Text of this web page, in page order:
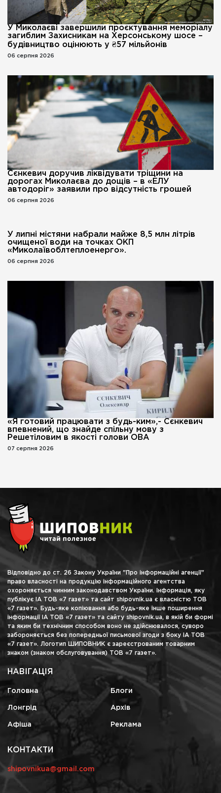
У Миколаєві завершили проєктування меморіалу
загиблим Захисникам на Херсонському шосе –
будівництво оцінюють у ₴57 мільйонів
06 серпня 2026
Сєнкевич доручив ліквідувати тріщини на
дорогах Миколаєва до дощів – в «ЕЛУ
автодоріг» заявили про відсутність грошей
06 серпня 2026
У липні містяни набрали майже 8,5 млн літрів
очищеної води на точках ОКП
«Миколаївоблтеплоенерго».
06 серпня 2026
«Я готовий працювати з будь-ким»,- Сєнкевич
впевнений, що знайде спільну мову з
Решетіловим в якості голови ОВА
07 серпня 2026
Відповідно до ст. 26 Закону України "Про інформаційні агенції"
право власності на продукцію інформаційного агентства
охороняється чинним законодавством України. Інформація, яку
публікує ІА ТОВ «7 газет» та сайт shipovnik.ua є власністю ТОВ
«7 газет». Будь-яке копіювання або будь-яке інше поширення
інформації ІА ТОВ «7 газет» та сайту shipovnik.ua, в якій би формі
та яким би технічним способом воно не здійснювалося, суворо
забороняється без попередньої письмової згоди з боку ІА ТОВ
«7 газет». Логотип ШИПОВНИК є зареєстрованим товарним
знаком (знаком обслуговування) ТОВ «7 газет».
НАВІГАЦІЯ
Головна Блоги
Лонгрід Архів
Афіша Реклама
КОНТАКТИ
shipovnikua@gmail.com